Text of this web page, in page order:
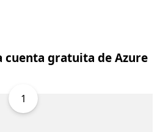
gratuita de Azure
1